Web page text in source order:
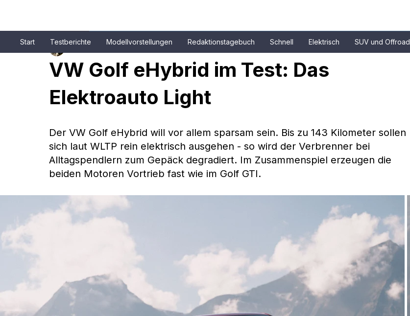
Start Testberichte Modellvorstellungen Redaktionstagebuch Schnell Elektrisch SUV und Offroad
5. Sept. 2025
VW Golf eHybrid im Test: Das
Elektroauto Light
Der VW Golf eHybrid will vor allem sparsam sein. Bis zu 143 Kilometer sollen
sich laut WLTP rein elektrisch ausgehen - so wird der Verbrenner bei
Alltagspendlern zum Gepäck degradiert. Im Zusammenspiel erzeugen die
beiden Motoren Vortrieb fast wie im Golf GTI.